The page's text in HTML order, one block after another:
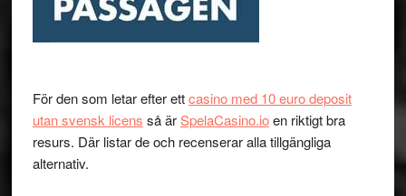
För den som letar efter ettcasino med 10 euro deposit
utan svensk licens så ärSpelaCasino.ioen riktigt bra
resurs. Där listar de och recenserar alla tillgängliga
alternativ.